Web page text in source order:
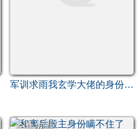
军训求雨我玄学大佬的身份瞒不住了
全集完结